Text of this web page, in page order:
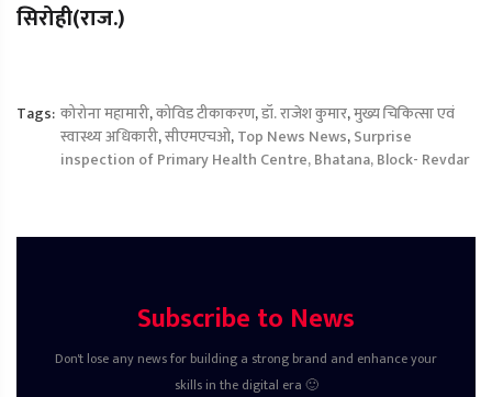
सिरोही(राज.)
Tags: कोरोना महामारी,कोविड टीकाकरण,डॉ. राजेश कुमार,मुख्य चिकित्सा एवं
स्वास्थ्य अधिकारी,सीएमएचओ,Top News News,Surprise
inspection of Primary Health Centre, Bhatana, Block- Revdar
Subscribe to News
Don't lose any news for building a strong brand and enhance your
skills in the digital era 🙂